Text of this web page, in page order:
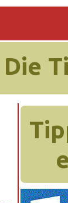
Die